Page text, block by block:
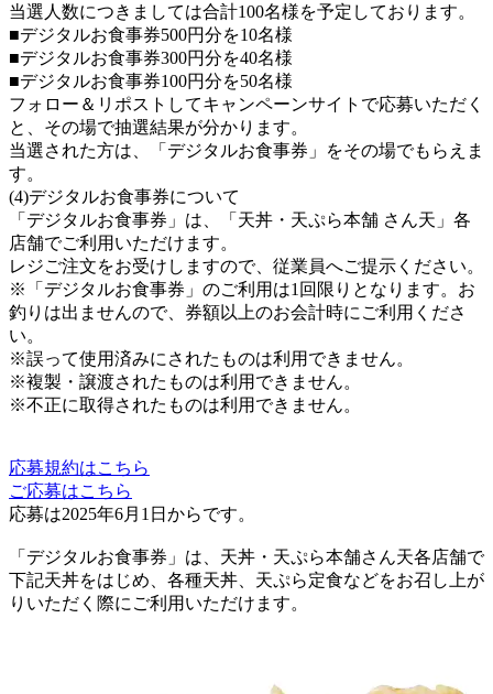
当選人数につきましては合計100名様を予定しております。
■デジタルお食事券500円分を10名様
■デジタルお食事券300円分を40名様
■デジタルお食事券100円分を50名様
フォロー＆リポストしてキャンペーンサイトで応募いただく
と、その場で抽選結果が分かります。
当選された方は、「デジタルお食事券」をその場でもらえま
す。
(4)デジタルお食事券について
「デジタルお食事券」は、「天丼・天ぷら本舗 さん天」各
店舗でご利用いただけます。
レジご注文をお受けしますので、従業員へご提示ください。
※「デジタルお食事券」のご利用は1回限りとなります。お
釣りは出ませんので、券額以上のお会計時にご利用くださ
い。
※誤って使用済みにされたものは利用できません。
※複製・譲渡されたものは利用できません。
※不正に取得されたものは利用できません。
応募規約はこちら
ご応募はこちら
応募は2025年6月1日からです。
「デジタルお食事券」は、天丼・天ぷら本舗さん天各店舗で
下記天丼をはじめ、各種天丼、天ぷら定食などをお召し上が
りいただく際にご利用いただけます。